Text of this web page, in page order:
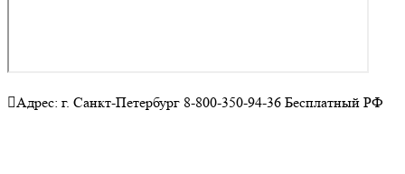
Адрес: г. Санкт-Петербург 8-800-350-94-36 Бесплатный РФ